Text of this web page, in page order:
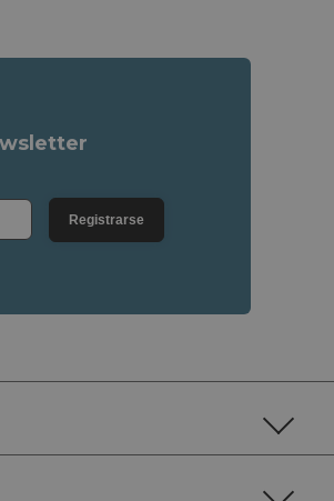
Registrarse